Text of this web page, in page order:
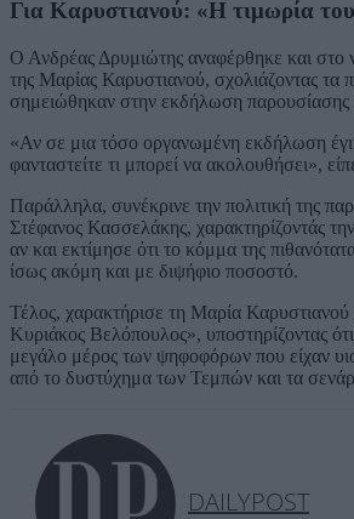
Για Καρυστιανού: «Η τιμωρία
Ο Ανδρέας Δρυμιώτης αναφέρθηκε και στο
της Μαρίας Καρυστιανού, σχολιάζοντας τα
σημειώθηκαν στην εκδήλωση παρουσίασης
«Αν σε μια τόσο οργανωμένη εκδήλωση
φανταστείτε τι μπορεί να ακολουθήσει»,
Παράλληλα, συνέκρινε την πολιτική της
Στέφανος Κασσελάκης, χαρακτηρίζοντάς
αν και εκτίμησε ότι το κόμμα της
ίσως ακόμη και με διψήφιο ποσοστό.
Τέλος, χαρακτήρισε τη Μαρία Καρυστιανού
Κυριάκος Βελόπουλος», υποστηρίζοντας
μεγάλο μέρος των ψηφοφόρων που είχαν
από το δυστύχημα των Τεμπών και τα
DAILYPOST